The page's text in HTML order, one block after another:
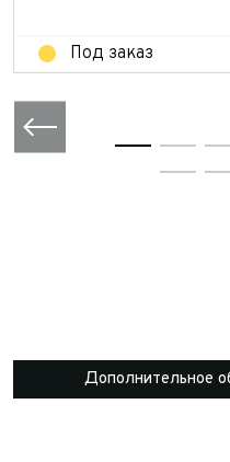
Под заказ
Дополнительное